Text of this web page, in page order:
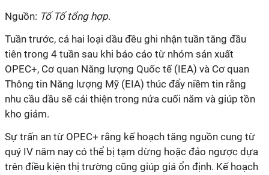
Nguồn: Tố Tố tổng hợp.
Tuần trước, cả hai loại dầu đều ghi nhận tuần tăng đầu
tiên trong 4 tuần sau khi báo cáo từ nhóm sản xuất
OPEC+, Cơ quan Năng lượng Quốc tế (IEA) và Cơ quan
Thông tin Năng lượng Mỹ (EIA) thúc đẩy niềm tin rằng
nhu cầu dầu sẽ cải thiện trong nửa cuối năm và giúp tồn
kho giảm.
Sự trấn an từ OPEC+ rằng kế hoạch tăng nguồn cung từ
quý IV năm nay có thể bị tạm dừng hoặc đảo ngược dựa
trên điều kiện thị trường cũng giúp giá ổn định. Kế hoạch